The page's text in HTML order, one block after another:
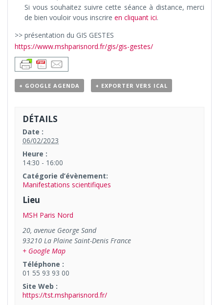
Si vous souhaitez suivre cette séance à distance, merci
de bien vouloir vous inscrire en cliquant ici.
>> présentation du GIS GESTES
https://www.mshparisnord.fr/gis/gis-gestes/
+ GOOGLE AGENDA + EXPORTER VERS ICAL
DÉTAILS
Date :
06/02/2023
Heure :
14:30 - 16:00
Catégorie d’évènement:
Manifestations scientifiques
Lieu
MSH Paris Nord
20, avenue George Sand
93210 La Plaine Saint-Denis France
+ Google Map
Téléphone :
01 55 93 93 00
Site Web :
https://tst.mshparisnord.fr/